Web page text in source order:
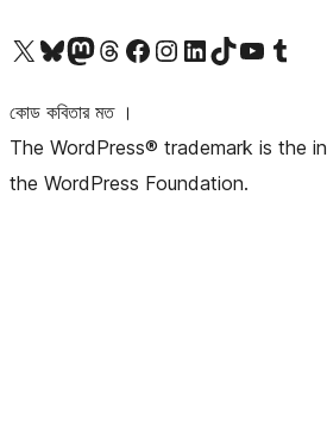
আমাদের X (আগের টুইটার) অ্যাকাউন্টে যানআমাদের Bluesky অ্যাকাউন্টটি দেখুনআমাদের মাস্টোডন অ্যাকাউন্টটি দেখুনআমাদের থ্রেডস অ্যাকাউন্টটি দেখুনআমাদের ফেসবুক পেজ দেখুনআমাদের ইন্সটাগ্রাম অ্যাকাউন্ট দেখুনআমাদের লিঙ্কডইন অ্যাকাউন্টে যানআমাদের TikTok অ্যাকাউন্টটি দেখুনআমাদের ইউটিউব চ্যানেলে যান আমাদের টাম্বলার অ্যাকাউন্ট দেখুন
কোড কবিতার মত ।
The WordPress® trademark is the
the WordPress Foundation.